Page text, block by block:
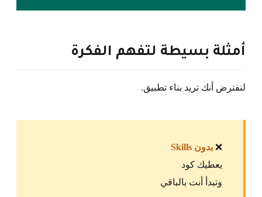
أمثلة بسيطة لتفهم الفكرة
لنفترض أنك تريد بناء تطبيق.
❌ بدون Skills
يعطيك كود
وتبدأ أنت بالباقي